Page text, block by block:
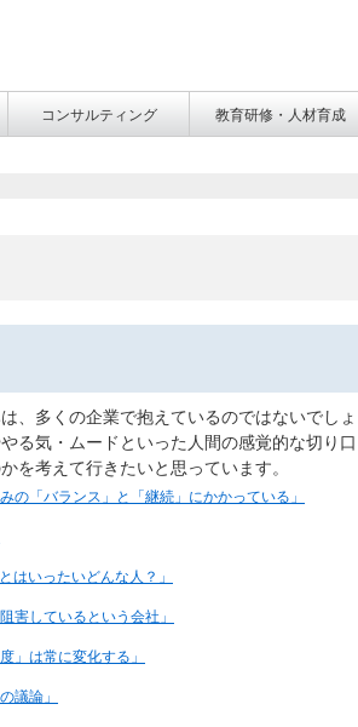
コンサルティング 教育研修・人材育成
、多くの企業で抱えているのではないでし
る気・ムードといった人間の感覚的な切り
を考えて行きたいと思っています。
の「バランス」と「継続」にかかっている」
はいったいどんな人？」
害しているという会社」
」は常に変化する」
議論」